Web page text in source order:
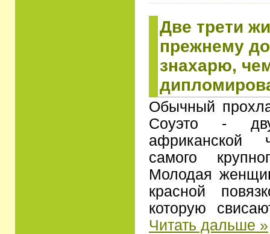
Две трети
прежнему
знахарю,
Обычный
Соуэто -
африканской
самого
Молодая
красной
которую
Читать дальше »